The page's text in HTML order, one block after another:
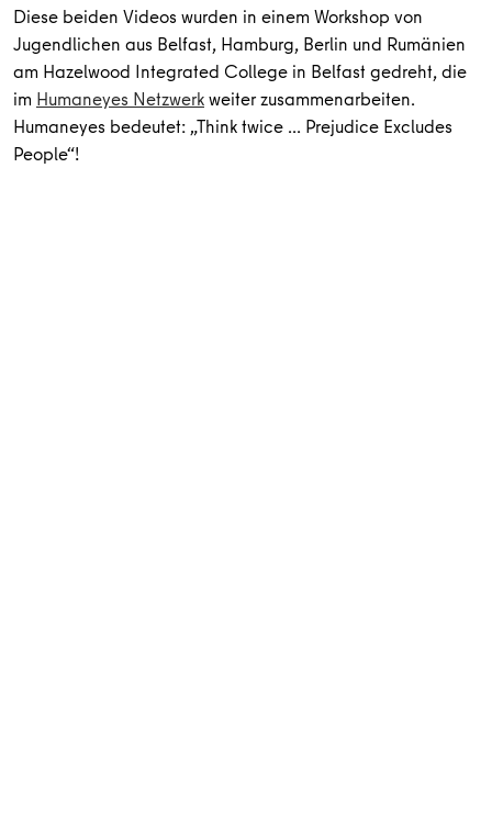
Diese beiden Videos wurden in einem Workshop von
Jugendlichen aus Belfast, Hamburg, Berlin und Rumänien
am Hazelwood Integrated College in Belfast gedreht, die
im Humaneyes Netzwerkweiter zusammenarbeiten.
Humaneyes bedeutet: „Think twice … Prejudice Excludes
People“!